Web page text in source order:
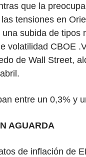
que la
tensiones en
subida de tipos
volatilidad CBOE
de Wall Street,
entre un 0,3% y
AGUARDA
de inflación de